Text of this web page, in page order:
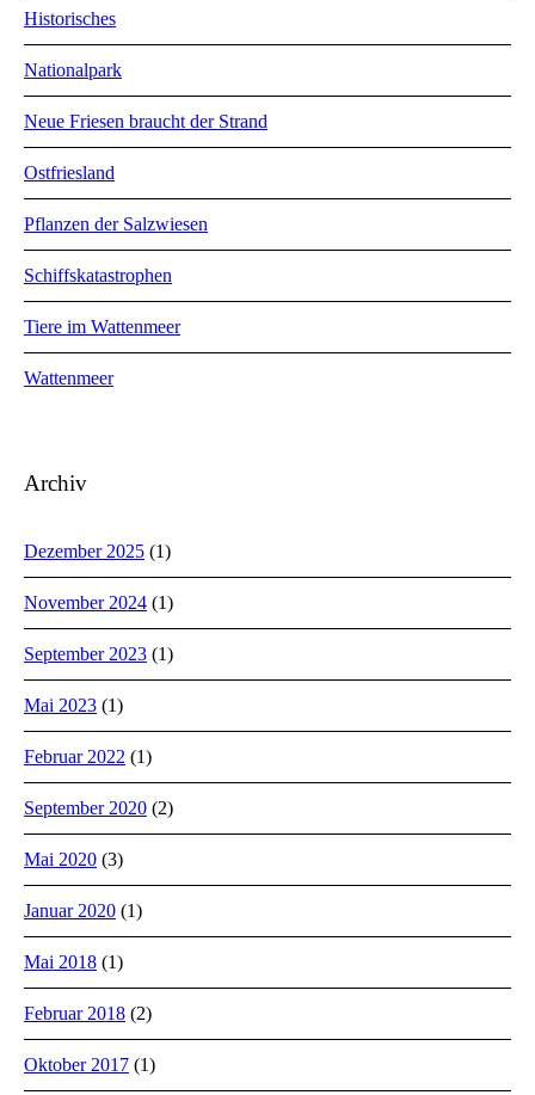
Historisches
Nationalpark
Neue Friesen braucht der Strand
Ostfriesland
Pflanzen der Salzwiesen
Schiffskatastrophen
Tiere im Wattenmeer
Wattenmeer
Archiv
Dezember 2025 (1)
November 2024 (1)
September 2023 (1)
Mai 2023 (1)
Februar 2022 (1)
September 2020 (2)
Mai 2020 (3)
Januar 2020 (1)
Mai 2018 (1)
Februar 2018 (2)
Oktober 2017 (1)